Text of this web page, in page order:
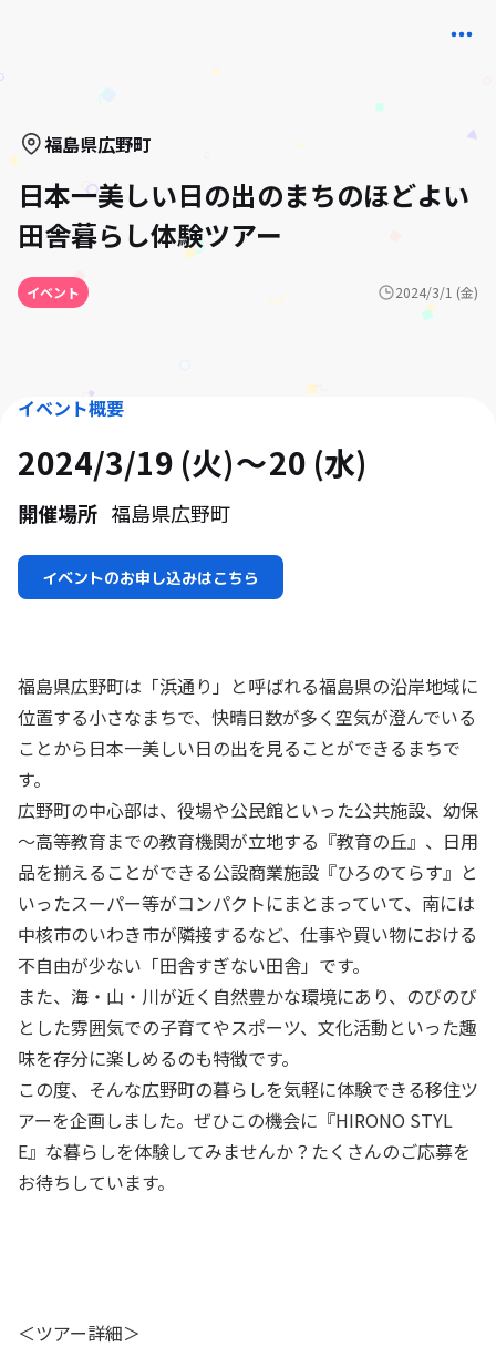
福島県広野町
日本一美しい日の出のまちのほどよい
田舎暮らし体験ツアー
イベント 2024/3/1 (金)
イベント概要
2024/3/19 (火) 20 (水)
開催場所 福島県広野町
イベントのお申し込みはこちら
福島県広野町は「浜通り」と呼ばれる福島県の沿岸地域に
位置する小さなまちで、快晴日数が多く空気が澄んでいる
ことから日本一美しい日の出を見ることができるまちで
す。
広野町の中心部は、役場や公民館といった公共施設、幼保
～高等教育までの教育機関が立地する『教育の丘』、日用
品を揃えることができる公設商業施設『ひろのてらす』と
いったスーパー等がコンパクトにまとまっていて、南には
中核市のいわき市が隣接するなど、仕事や買い物における
不自由が少ない「田舎すぎない田舎」です。
また、海・山・川が近く自然豊かな環境にあり、のびのび
とした雰囲気での子育てやスポーツ、文化活動といった趣
味を存分に楽しめるのも特徴です。
この度、そんな広野町の暮らしを気軽に体験できる移住ツ
アーを企画しました。ぜひこの機会に『HIRONO STYL
E』な暮らしを体験してみませんか？たくさんのご応募を
お待ちしています。
＜ツアー詳細＞